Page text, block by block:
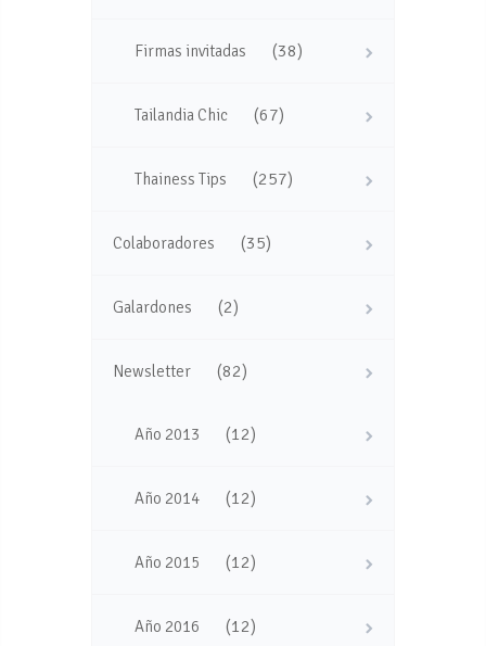
Firmas invitadas (38)
Tailandia Chic (67)
Thainess Tips (257)
Colaboradores (35)
Galardones (2)
Newsletter (82)
Año 2013 (12)
Año 2014 (12)
Año 2015 (12)
Año 2016 (12)